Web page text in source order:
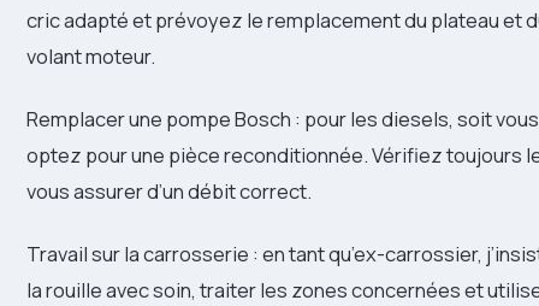
cric adapté et prévoyez le remplacement du plateau et
volant moteur.
Remplacer une pompe Bosch : pour les diesels, soit
optez pour une pièce reconditionnée. Vérifiez toujours
vous assurer d’un débit correct.
Travail sur la carrosserie : en tant qu’ex-carrossier,
la rouille avec soin, traiter les zones concernées et